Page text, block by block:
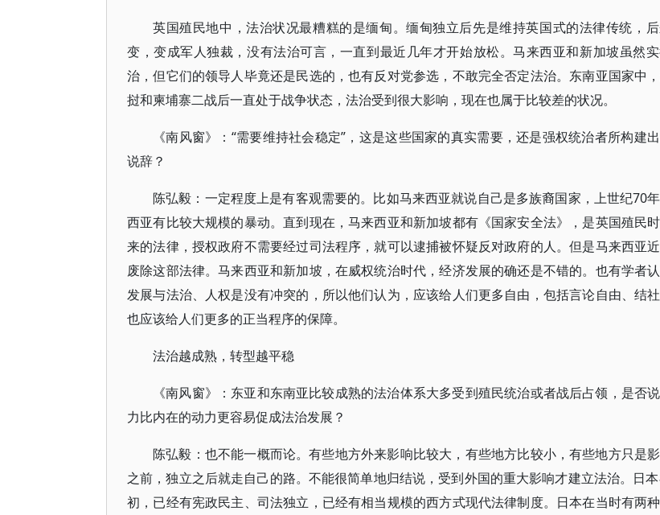
英国殖民地中，法治状况最糟糕的是缅甸。缅甸独立后先是维持英国式的法律传统，
变，变成军人独裁，没有法治可言，一直到最近几年才开始放松。马来西亚和新加坡虽然
治，但它们的领导人毕竟还是民选的，也有反对党参选，不敢完全否定法治。东南亚国家中
挝和柬埔寨二战后一直处于战争状态，法治受到很大影响，现在也属于比较差的状况。
《南风窗》：“需要维持社会稳定”，这是这些国家的真实需要，还是强权统治者所构建
说辞？
陈弘毅：一定程度上是有客观需要的。比如马来西亚就说自己是多族裔国家，上世纪70
西亚有比较大规模的暴动。直到现在，马来西亚和新加坡都有《国家安全法》，是英国殖民
来的法律，授权政府不需要经过司法程序，就可以逮捕被怀疑反对政府的人。但是马来西亚
废除这部法律。马来西亚和新加坡，在威权统治时代，经济发展的确还是不错的。也有学者
发展与法治、人权是没有冲突的，所以他们认为，应该给人们更多自由，包括言论自由、结社
也应该给人们更多的正当程序的保障。
法治越成熟，转型越平稳
《南风窗》：东亚和东南亚比较成熟的法治体系大多受到殖民统治或者战后占领，是否
力比内在的动力更容易促成法治发展？
陈弘毅：也不能一概而论。有些地方外来影响比较大，有些地方比较小，有些地方只是
之前，独立之后就走自己的路。不能很简单地归结说，受到外国的重大影响才建立法治。日
初，已经有宪政民主、司法独立，已经有相当规模的西方式现代法律制度。日本在当时有两